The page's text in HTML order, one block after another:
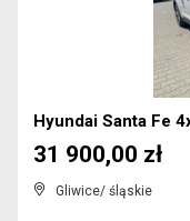
Gliwice/ śląskie
31 900,00 zł